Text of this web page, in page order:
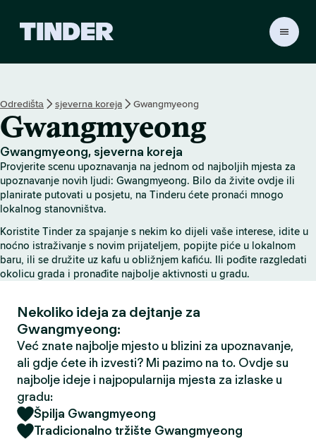
r
H
o
m
e
Odredištа sjeverna koreja Gwangmyeong
Gwangmyeong
Gwangmyeong, sjeverna koreja
Provjerite scenu upoznavanja na jednom od najboljih mjesta za
upoznavanje novih ljudi: Gwangmyeong. Bilo da živite ovdje ili
planirate putovati u posjetu, na Tinderu ćete pronaći mnogo
lokalnog stanovništva.
Koristite Tinder za spajanje s nekim ko dijeli vaše interese, idite u
noćno istraživanje s novim prijateljem, popijte piće u lokalnom
baru, ili se družite uz kafu u obližnjem kafiću. Ili pođite razgledati
okolicu grada i pronađite najbolje aktivnosti u gradu.
Nekoliko ideja za dejtanje za
Gwangmyeong:
Već znate najbolje mjesto u blizini za upoznavanje,
ali gdje ćete ih izvesti? Mi pazimo na to. Ovdje su
najbolje ideje i najpopularnija mjesta za izlaske u
gradu:
Špilja Gwangmyeong
Tradicionalno tržište Gwangmyeong